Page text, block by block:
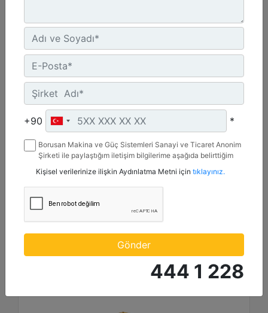
C4.4 | DE88E0
Minimum Değer :
88 kVA
Maksimum Değer :
88 kVA
Detay Teklif Al
+90 *
Borusan Makina ve Güç Sistemleri Sanayi ve Ticaret Anonim
Şirketi ile paylaştığım iletişim bilgilerime aşağıda belirttiğim
mesaj gönderilmesine izin veriyorum.
Kişisel verilerinize ilişkin Aydınlatma Metni için tıklayınız.
Gönder
444 1 228